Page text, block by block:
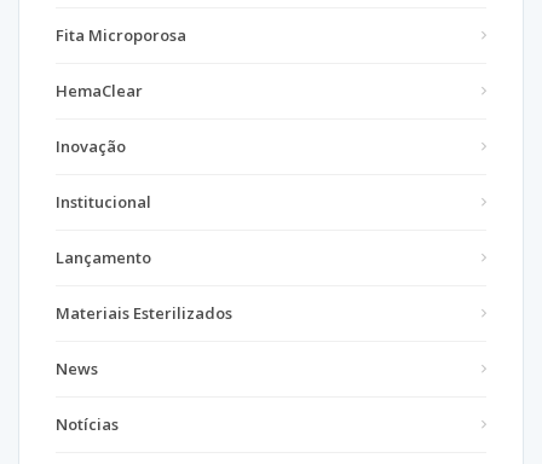
Fita Microporosa
HemaClear
Inovação
Institucional
Lançamento
Materiais Esterilizados
News
Notícias